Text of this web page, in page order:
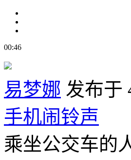
00:46
易梦娜 发布于
手机闹铃声
乘坐公交车的